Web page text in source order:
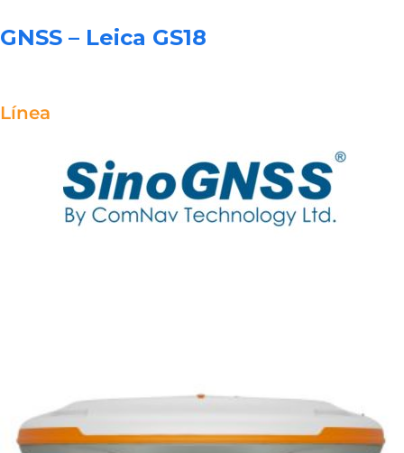
GNSS – Leica GS18
Línea